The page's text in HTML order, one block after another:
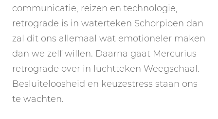
communicatie, reizen en technologie,
retrograde is in waterteken Schorpioen dan
zal dit ons allemaal wat emotioneler maken
dan we zelf willen. Daarna gaat Mercurius
retrograde over in luchtteken Weegschaal.
Besluiteloosheid en keuzestress staan ons
te wachten.